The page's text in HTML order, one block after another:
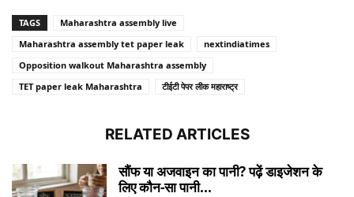
TAGS
Maharashtra assembly live
Maharashtra assembly tet paper leak
nextindiatimes
Opposition walkout Maharashtra assembly
TET paper leak Maharashtra
टीईटी पेपर लीक महाराष्ट्र
RELATED ARTICLES
सौंफ या अजवाइन का पानी? पढ़ें डाइजेशन के
लिए कौन-सा पानी...